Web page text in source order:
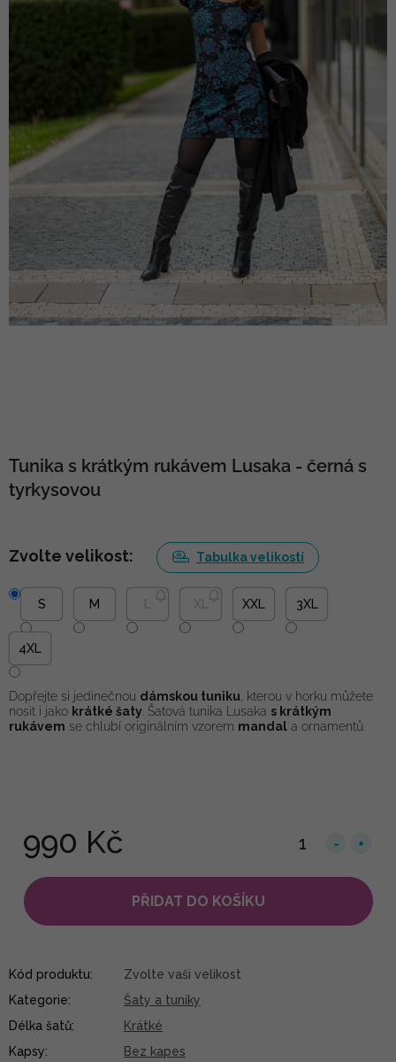
Tunika s krátkým rukávem Lusaka - černá s
tyrkysovou
990 Kč
PŘIDAT DO KOŠÍKU
Zvolte velikost: Tabulka velikostí
S M XL XXL 3XL
4XL
Dopřejte si jedinečnou dámskou tuniku , kterou v horku můžete
nosit i jako krátké šaty . Šatová tunika Lusaka s krátkým
rukávem se chlubí originálním vzorem mandal a ornamentů.
Kód produktu:
Zvolte vaši velikost
Kategorie:
Šaty a tuniky
Délka šatů:
Krátké
Kapsy:
Bez kapes